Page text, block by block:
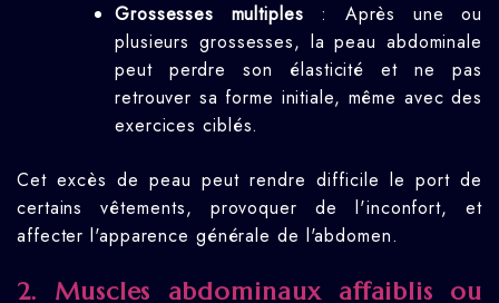
Grossesses multiples : Après une ou
plusieurs grossesses, la peau abdominale
peut perdre son élasticité et ne pas
retrouver sa forme initiale, même avec des
exercices ciblés.
Cet excès de peau peut rendre difficile le port de
certains vêtements, provoquer de l'inconfort, et
affecter l'apparence générale de l'abdomen.
2. Muscles abdominaux affaiblis ou